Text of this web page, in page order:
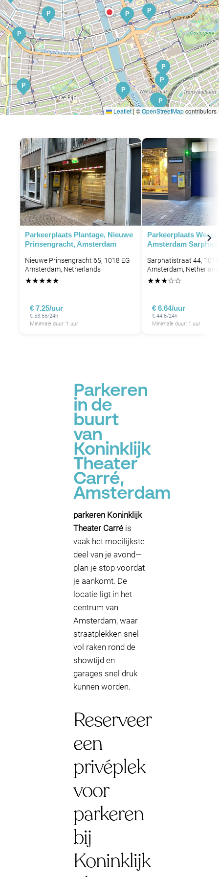
P P
P
P
P
P
P
P
PP
P
P
P
P
P
P
P
P
P
P
P
P
Leaflet|©OpenStreetMapcontributors
Parkeerplaats Plantage, Nieuwe
Prinsengracht, Amsterdam
Nieuwe Prinsengracht 65, 1018 EG
Amsterdam, Netherlands
★★★★★
€ 7.25/uur
€ 53.55/24h
Minimale duur: 1 uur
Parkeerplaats
Amsterdam Sarphati
Sarphatistraat 44,
Amsterdam,
★★★☆☆
€ 6.64/uur
€ 44.6/24h
Minimale duur: 1 uur
Parkeren
in de
buurt
van
Koninklijk
Theater
Carré,
Amsterdam
parkeren Koninklijk
Theater Carré is
vaak het moeilijkste
deel van je avond—
plan je stop voordat
je aankomt. De
locatie ligt in het
centrum van
Amsterdam, waar
straatplekken snel
vol raken rond de
showtijd en
garages snel druk
kunnen worden.
Reserveer
een
privéplek
voor
parkeren
bij
Koninklijk